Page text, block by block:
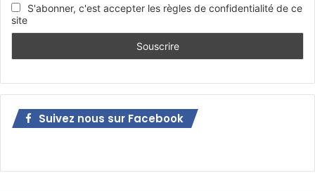
S'abonner, c'est accepter les règles de confidentialité de ce
site
Suivez nous sur Facebook